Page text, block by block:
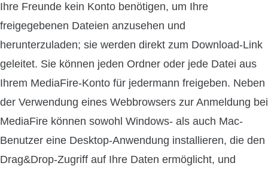
Ihre Freunde kein Konto benötigen, um Ihre
freigegebenen Dateien anzusehen und
herunterzuladen; sie werden direkt zum Download-Link
geleitet. Sie können jeden Ordner oder jede Datei aus
Ihrem MediaFire-Konto für jedermann freigeben. Neben
der Verwendung eines Webbrowsers zur Anmeldung bei
MediaFire können sowohl Windows- als auch Mac-
Benutzer eine Desktop-Anwendung installieren, die den
Drag&Drop-Zugriff auf Ihre Daten ermöglicht, und